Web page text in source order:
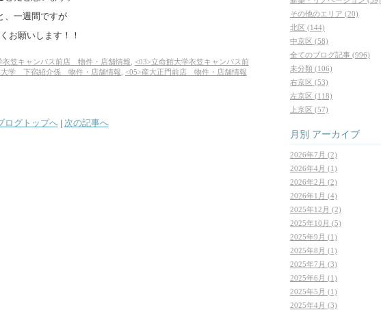
、一週間ですが
お願いします！！
衣笠キャンパス前店 物件・店舗情報
<03>立命館大学衣笠キャンパス前
大学 下宿紹介係 物件・店舗情報 <05>産大正門前店 物件・店舗情報
ログトップへ| 次の記事へ
その他のエリア (20)
北区 (144)
中京区 (58)
全てのブログ記事 (996)
未分類 (106)
右京区 (53)
左京区 (118)
上京区 (57)
月別 アーカイブ
2026年7月 (2)
2026年4月 (1)
2026年2月 (2)
2026年1月 (4)
2025年12月 (2)
2025年10月 (5)
2025年9月 (1)
2025年8月 (1)
2025年7月 (3)
2025年6月 (1)
2025年5月 (1)
2025年4月 (3)